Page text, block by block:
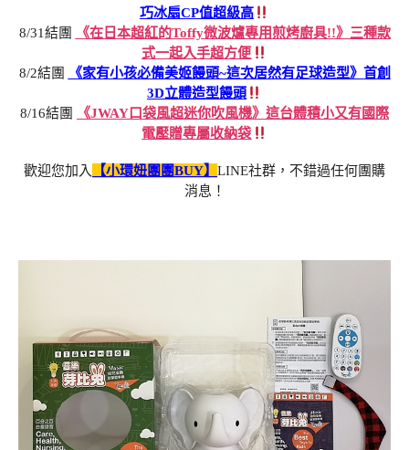
巧冰扇CP值超級高
8/31結團
《在日本超紅的Toffy微波爐專用煎烤廚具!!》三種款
式一起入手超方便
8/2結團
《家有小孩必備美姬饅頭~這次居然有足球造型》首創
3D立體造型饅頭
8/16結團
《JWAY口袋風超迷你吹風機》這台體積小又有國際
電壓贈專屬收納袋
歡迎您加入 【小環妞團團BUY】 LINE社群，不錯過任何團購
消息！